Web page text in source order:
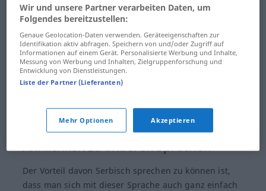
daneben noch in Bosnien und Herzegowina,
Montenegro, Kroatien, Mazedonien, im Kosovo und
der großen serbischen Diaspora in Mittel- und
Westeuropa, Australien und USA. Vor dem Einstieg in
die serbische Sprache lohnt es sich das 30
Buchstaben umfassende Alphabet in kyrillischer
kyrillischen auch das lateinische Alphabet
angewendet.
Ähnlichkeit zu anderen Sprachen
Der Vorteil davon Serbisch sprechen zu können ist,
dass man sich mit dieser Sprache auch ganz einfach
Wir und unsere Partner verarbeiten Daten, um
Folgendes bereitzustellen:
Genaue Geolocation-Daten verwenden. Geräteeigenschaften zur
Identifikation aktiv abfragen. Speichern von und/oder Zugriff auf
Informationen auf einem Gerät. Personalisierte Werbung und Inhalte,
Messung von Werbung und Inhalten, Zielgruppenforschung und
Entwicklung von Dienstleistungen.
Liste der Partner (Lieferanten)
Mehr Optionen Akzeptieren